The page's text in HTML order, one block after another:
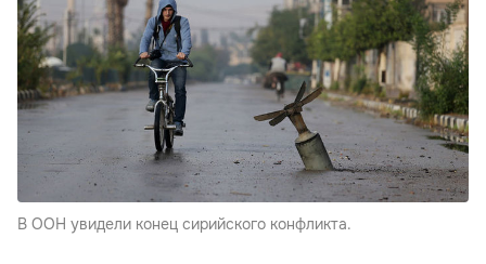
В ООН увидели конец сирийского конфликта.